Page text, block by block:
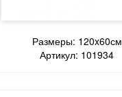
Размеры: 120x60см
Артикул: 101934